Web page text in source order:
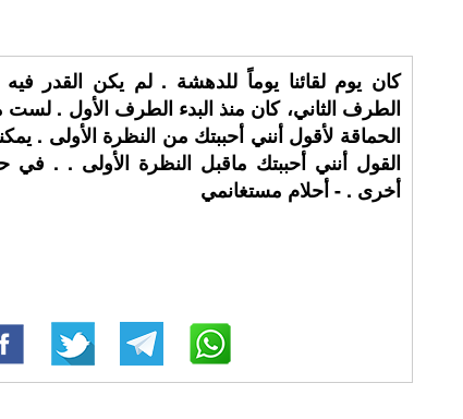
كان يوم لقائنا يوماً للدهشة . لم يكن القدر
الطرف الثاني، كان منذ البدء الطرف الأول .
الحماقة لأقول أنني أحببتك من النظرة الأولى .
القول أنني أحببتك ماقبل النظرة الأولى . . في
أخرى . - أحلام مستغانمي